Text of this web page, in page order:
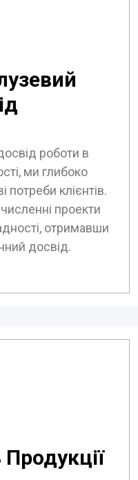
роботи в
ми глибоко
потреби клієнтів.
проекти
отримавши
досвід.